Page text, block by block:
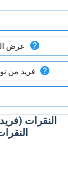
النقرات
عرض
فريد من